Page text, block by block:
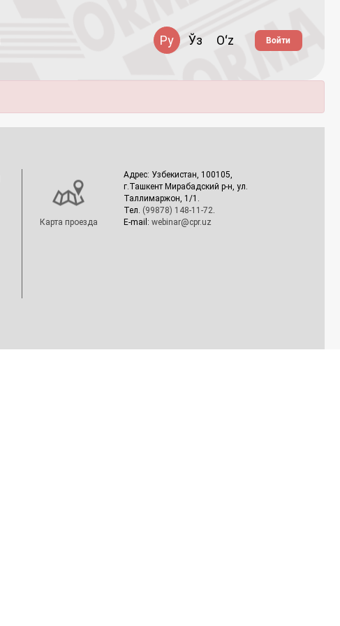
Ру Ўз Oʻz Войти
Карта проезда
Адрес: Узбекистан, 100105,
г.Ташкент Мирабадский р-н, ул.
Таллимаржон, 1/1.
Тел. (99878) 148-11-72
E-mail: webinar@cpr.uz